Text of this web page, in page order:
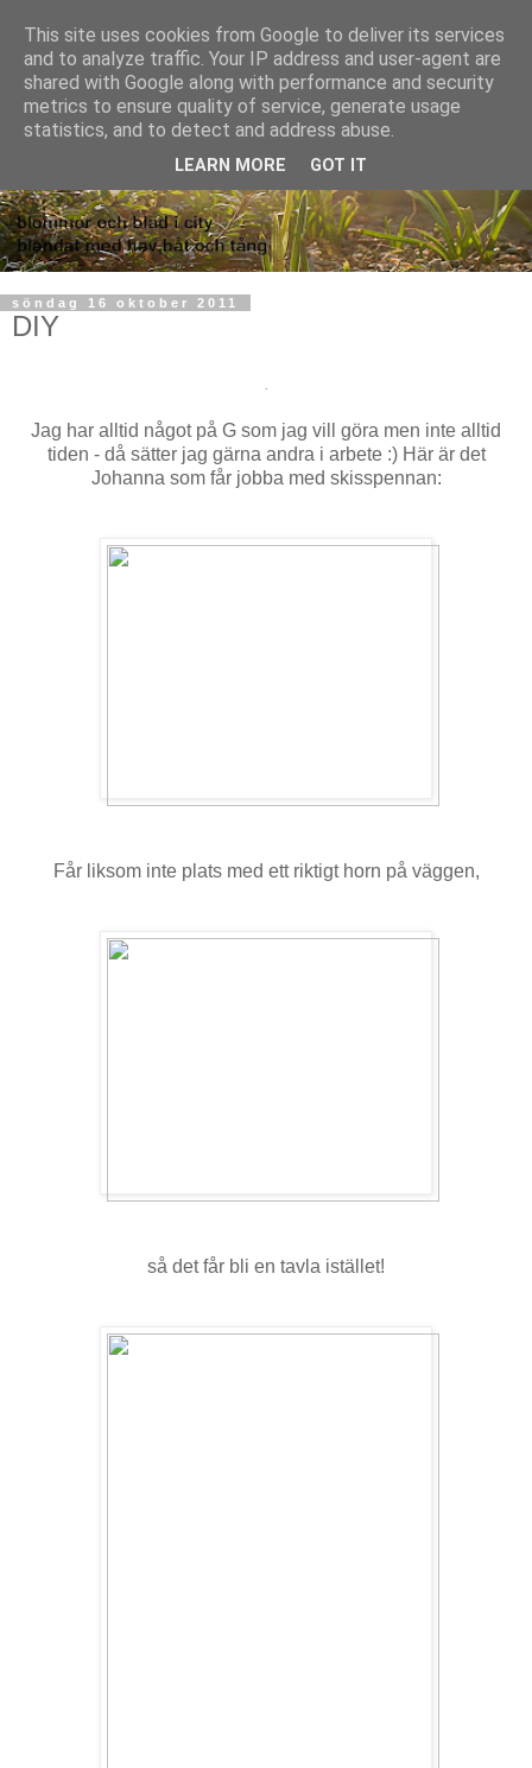
söndag 16 oktober 2011
DIY
.
Jag har alltid något på G som jag vill göra men inte alltid
tiden - då sätter jag gärna andra i arbete :) Här är det
Johanna som får jobba med skisspennan:
Får liksom inte plats med ett riktigt horn på väggen,
så det får bli en tavla istället!
This site uses cookies from Google to deliver its services
and to analyze traffic. Your IP address and user-agent are
shared with Google along with performance and security
metrics to ensure quality of service, generate usage
statistics, and to detect and address abuse.
LEARN MORE GOT IT